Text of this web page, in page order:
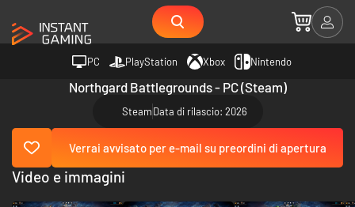
PC PlayStation Xbox Nintendo
Northgard Battlegrounds - PC (Steam)
SteamData di rilascio: 2026
Verrai avvisato per e-mail su preordini di apertura
Video e immagini